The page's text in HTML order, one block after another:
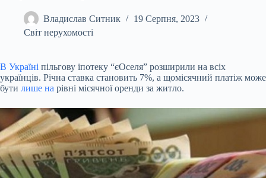
Владислав Ситник
19 Серпня, 2023
Світ нерухомості
В Україні пільгову іпотеку “єОселя” розширили на всіх
українців. Річна ставка становить 7%, а щомісячний платіж може
бути лише на рівні місячної оренди за житло.